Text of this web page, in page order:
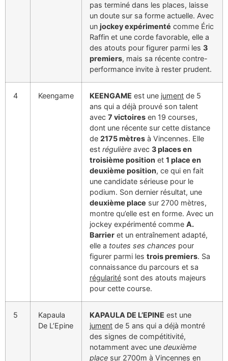
pas terminé dans les places, laisse
un doute sur sa forme actuelle. Avec
un jockey expérimenté comme Éric
Raffin et une corde favorable, elle a
des atouts pour figurer parmi les 3
premiers, mais sa récente contre-
performance invite à rester prudent.
4 Keengame KEENGAME est une jument de 5
ans qui a déjà prouvé son talent
avec 7 victoires en 19 courses,
dont une récente sur cette distance
de 2175 mètres à Vincennes. Elle
est régulière avec 3 places en
troisième position et 1 place en
deuxième position, ce qui en fait
une candidate sérieuse pour le
podium. Son dernier résultat, une
deuxième place sur 2700 mètres,
montre qu’elle est en forme. Avec un
jockey expérimenté comme A.
Barrier et un entraînement adapté,
elle a toutes ses chances pour
figurer parmi les trois premiers. Sa
connaissance du parcours et sa
régularité sont des atouts majeurs
pour cette course.
5
Kapaula
De L’Epine
KAPAULA DE L’EPINE est une
jument de 5 ans qui a déjà montré
des signes de compétitivité,
notamment avec une deuxième
place sur 2700m à Vincennes en